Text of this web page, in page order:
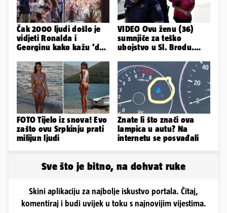
Čak 2000 ljudi došlo je
vidjeti Ronalda i
Georginu kako kažu 'da'.
Nicole!
VIDEO Ovu ženu (36)
sumnjiče za teško
ubojstvo u Sl. Brodu.
ispitivanje
FOTO Tijelo iz snova! Evo
zašto ovu Srpkinju prati
milijun ljudi
Znate li što znači ova
lampica u autu? Na
internetu se posvađali
Sve što je bitno, na dohvat ruke
Skini aplikaciju za najbolje iskustvo portala. Čitaj,
komentiraj i budi uvijek u toku s najnovijim vijestima.